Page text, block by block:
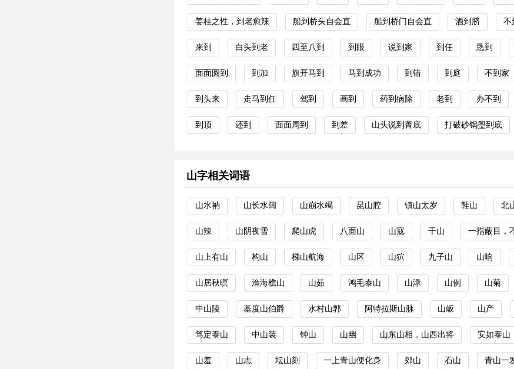
姜桂之性，到老愈辣 船到桥头自会直 船到桥门自会直 酒到脐 不
来到 白头到老 四至八到 到眼 说到家 到任 恳到
面面圆到 到加 旗开马到 马到成功 到错 到庭 不到家
到头来 走马到任 驾到 画到 药到病除 老到 办不到
到顶 还到 面面周到 到差 山头说到菁底 打破砂锅璺到底
山字相关词语
山水衲 山长水阔 山崩水竭 昆山腔 镇山太岁 鞋山 北
山辣 山阴夜雪 爬山虎 八面山 山寇 千山 一指蔽目，
山上有山 构山 梯山航海 山区 山狖 九子山 山响
山居秋暝 渔海樵山 山茹 鸿毛泰山 山渌 山例 山菊
中山陵 基度山伯爵 水村山郭 阿特拉斯山脉 山岅 山产
笃定泰山 中山装 钟山 山幽 山东山相，山西出将 安如泰山
山羞 山志 坛山刻 一上青山便化身 郊山 石山 青山一